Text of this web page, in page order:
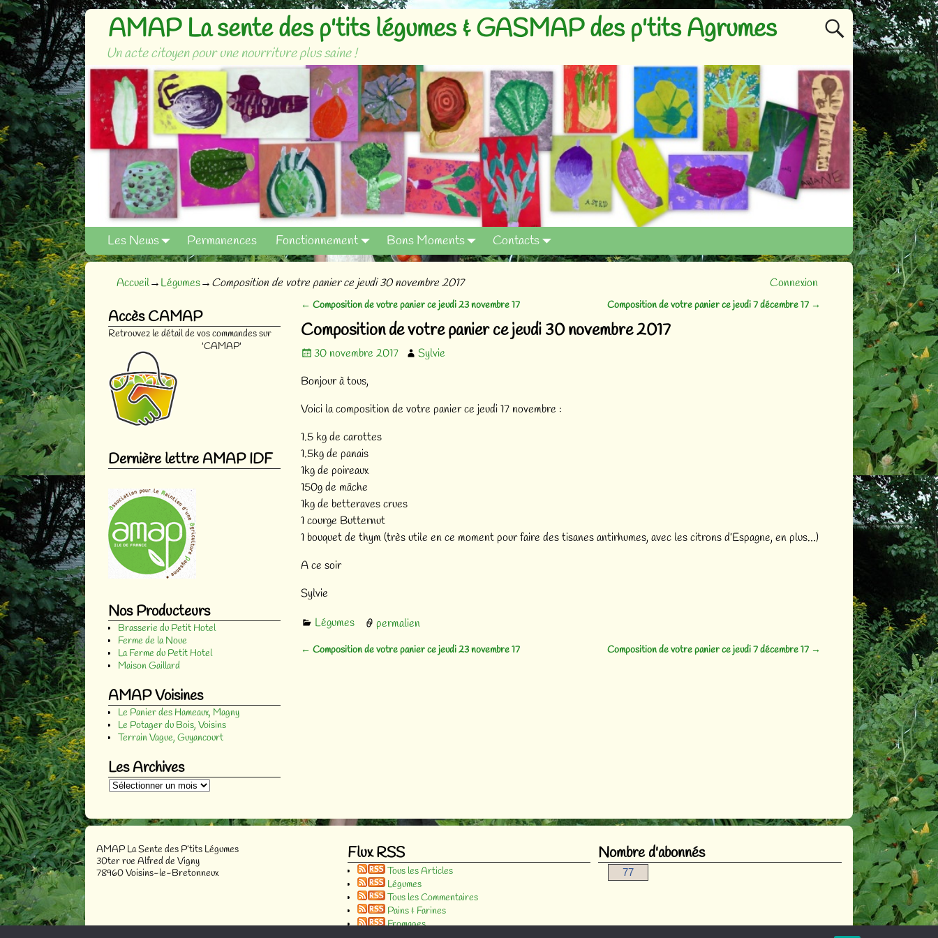
AMAP La sente des p'tits légumes & GASMAP des p'tits Agrumes
Un acte citoyen pour une nourriture plus saine !
Les News Permanences Fonctionnement Bons Moments Contacts
Accueil→Légumes→Composition de votre panier ce jeudi 30 novembre 2017 Connexion
Navigation des articles
← Composition de votre panier ce jeudi 23 novembre 17 Composition de votre panier ce jeudi 7 décembre 17 →
Composition de votre panier ce jeudi 30 novembre 2017
30 novembre 2017
Sylvie
Bonjour à tous,
Voici la composition de votre panier ce jeudi 17 novembre :
1.5 kg de carottes
1.5kg de panais
1kg de poireaux
150g de mâche
1kg de betteraves crues
1 courge Butternut
1 bouquet de thym (très utile en ce moment pour faire des tisanes antirhumes, avec les citrons d’Espagne, en plus…)
A ce soir
Sylvie
Légumes permalien
← Composition de votre panier ce jeudi 23 novembre 17 Composition de votre panier ce jeudi 7 décembre 17 →
Accès CAMAP
Retrouvez le détail de vos commandes sur
'CAMAP'
Dernière lettre AMAP IDF
Nos Producteurs
Brasserie du Petit Hotel
Ferme de la Noue
La Ferme du Petit Hotel
Maison Gaillard
AMAP Voisines
Le Panier des Hameaux, Magny
Le Potager du Bois, Voisins
Terrain Vague, Guyancourt
Les Archives
AMAP La Sente des P’tits Légumes
30ter rue Alfred de Vigny
78960 Voisins-le-Bretonneux
Flux RSS
Tous les Articles
Légumes
Tous les Commentaires
Pains & Farines
Fromages
Nombre d'abonnés
77